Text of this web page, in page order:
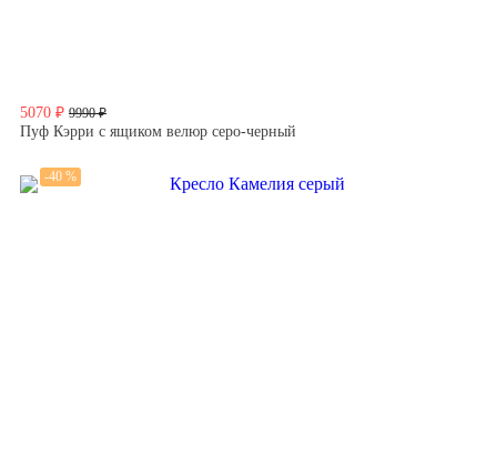
5070 ₽ 9990 ₽
Пуф Кэрри с ящиком велюр серо-черный
-40 %